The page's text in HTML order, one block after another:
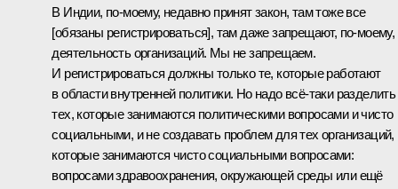
В Индии, по‑моему, недавно принят закон, там тоже все
[обязаны регистрироваться], там даже запрещают, по‑моему,
деятельность организаций. Мы не запрещаем.
И регистрироваться должны только те, которые работают
в области внутренней политики. Но надо всё‑таки разделить
тех, которые занимаются политическими вопросами и чисто
социальными, и не создавать проблем для тех организаций,
которые занимаются чисто социальными вопросами:
вопросами здравоохранения, окружающей среды или ещё